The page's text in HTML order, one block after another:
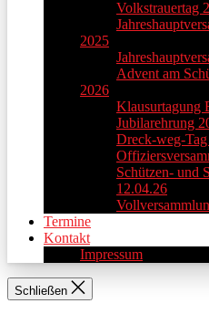
Volkstrauertag
2025
Advent am
2026
Klausurtagung
Jubilarehrung
Dreck-weg-
Schützen- und
12.04.26
Termine
Kontakt
Impressum
Schließen